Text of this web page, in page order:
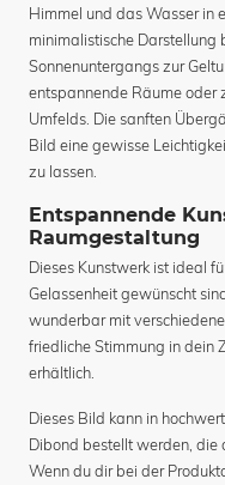
Himmel und das Wasser in
minimalistische Darstellung
Sonnenuntergangs zur
entspannende Räume oder
Umfelds. Die sanften
Bild eine gewisse
zu lassen.
Entspannende
Raumgestaltung
Dieses Kunstwerk ist ideal
Gelassenheit gewünscht
wunderbar mit
friedliche Stimmung in dein
erhältlich.
Dieses Bild kann in
Dibond bestellt werden, die
Wenn du dir bei der